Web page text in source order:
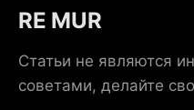
RE MUR
Статьи не являются
советами, делайте